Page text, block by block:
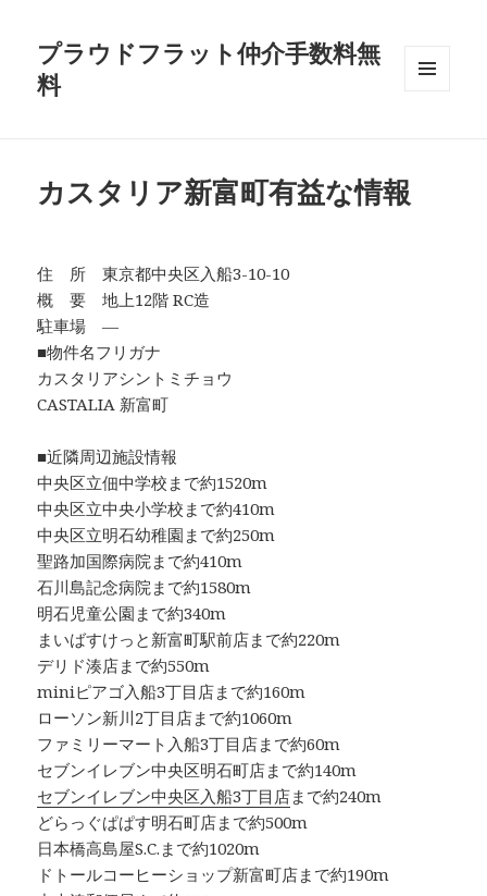
プラウドフラット仲介手数料無
料
カスタリア新富町有益な情報
住 所 東京都中央区入船3-10-10
概 要 地上12階 RC造
駐車場 ―
■物件名フリガナ
カスタリアシントミチョウ
CASTALIA 新富町
■近隣周辺施設情報
中央区立佃中学校まで約1520m
中央区立中央小学校まで約410m
中央区立明石幼稚園まで約250m
聖路加国際病院まで約410m
石川島記念病院まで約1580m
明石児童公園まで約340m
まいばすけっと新富町駅前店まで約220m
デリド湊店まで約550m
miniピアゴ入船3丁目店まで約160m
ローソン新川2丁目店まで約1060m
ファミリーマート入船3丁目店まで約60m
セブンイレブン中央区明石町店まで約140m
セブンイレブン中央区入船3丁目店まで約240m
どらっぐぱぱす明石町店まで約500m
日本橋高島屋S.C.まで約1020m
ドトールコーヒーショップ新富町店まで約190m